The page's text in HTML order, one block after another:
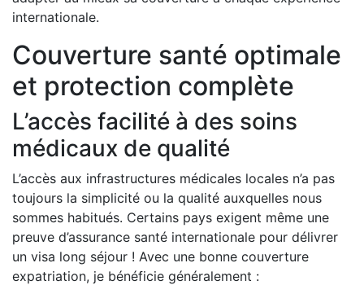
internationale.
Couverture santé optimale
et protection complète
L’accès facilité à des soins
médicaux de qualité
L’accès aux infrastructures médicales locales n’a pas
toujours la simplicité ou la qualité auxquelles nous
sommes habitués. Certains pays exigent même une
preuve d’assurance santé internationale pour délivrer
un visa long séjour ! Avec une bonne couverture
expatriation, je bénéficie généralement :